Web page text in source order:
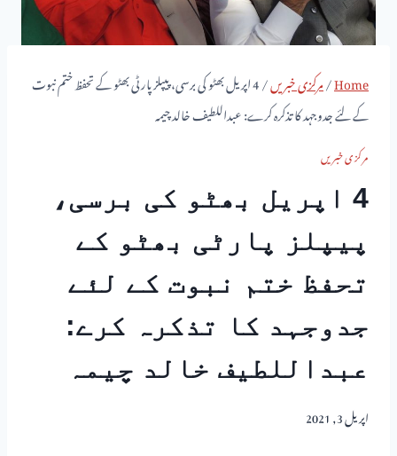
Home
/مرکزی خبریں/ 4 اپریل بھٹو کی برسی، پیپلز پارٹی بھٹو کے تحفظ ختم نبوت
کے لئے جدوجہد کا تذکرہ کرے: عبداللطیف خالد چیمہ
مرکزی خبریں
4 اپریل بھٹو کی برسی،
پیپلز پارٹی بھٹو کے
تحفظ ختم نبوت کے لئے
جدوجہد کا تذکرہ کرے:
عبداللطیف خالد چیمہ
اپریل 3, 2021